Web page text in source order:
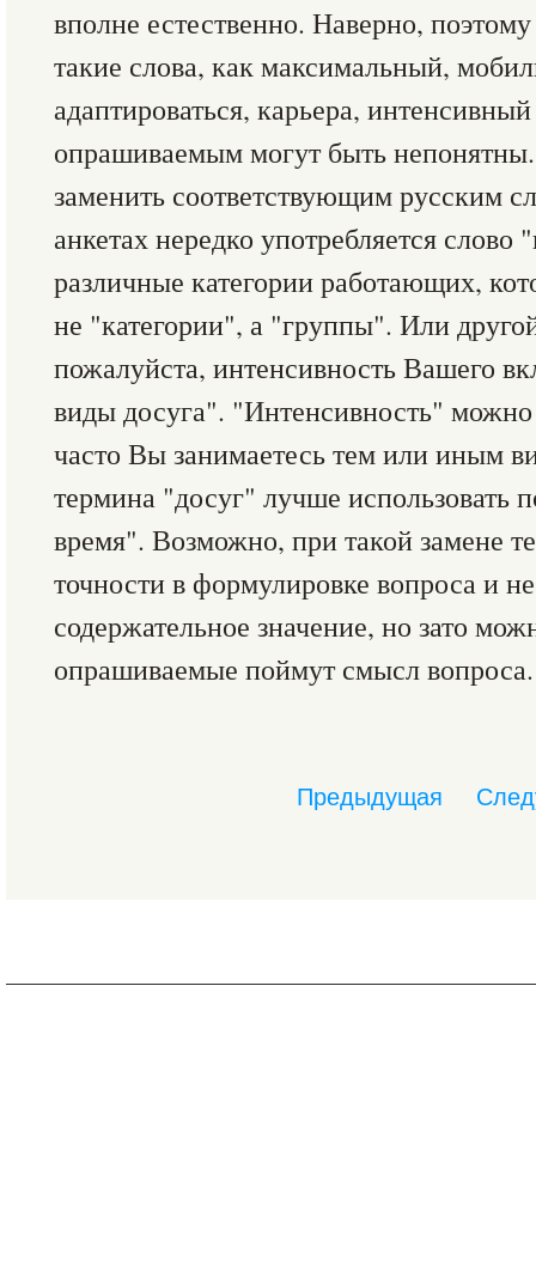
вполне естественно. Наверно,
такие слова, как максимальный,
адаптироваться, карьера,
опрашиваемым могут быть
заменить соответствующим русским
анкетах нередко употребляется
различные категории работающих,
не "категории", а "группы". Или
пожалуйста, интенсивность Вашего
виды досуга". "Интенсивность" можно
часто Вы занимаетесь тем или иным
термина "досуг" лучше использовать
время". Возможно, при такой замене
точности в формулировке вопроса и
содержательное значение, но зато
опрашиваемые поймут смысл вопроса.
Предыдущая